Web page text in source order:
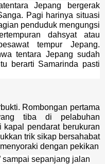
Jepang bergerak
Pagi harinya situasi
penduduk mengungsi
dahsyat atau
tempur Jepang.
tentara Jepang sudah
berarti Samarinda pasti
Rombongan pertama
tiba di pelabuhan
kapal pendarat berukuran
trik sikap bersahabat
dengan pekikan
sampai sepanjang jalan